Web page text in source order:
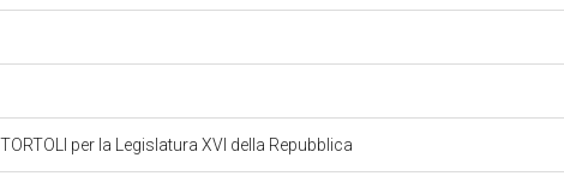
per la Legislatura XVI della Repubblica